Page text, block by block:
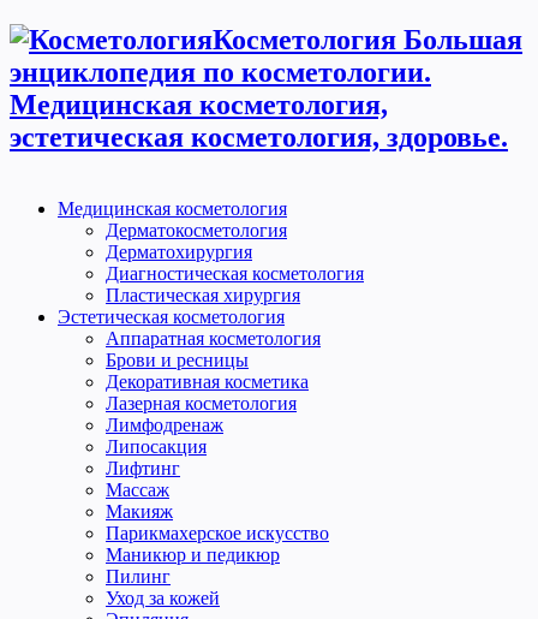
Косметология Большая
энциклопедия по косметологии.
Медицинская косметология,
эстетическая косметология, здоровье.
Медицинская косметология
Дерматокосметология
Дерматохирургия
Диагностическая косметология
Пластическая хирургия
Эстетическая косметология
Аппаратная косметология
Брови и ресницы
Декоративная косметика
Лазерная косметология
Лимфодренаж
Липосакция
Лифтинг
Массаж
Макияж
Парикмахерское искусство
Маникюр и педикюр
Пилинг
Уход за кожей